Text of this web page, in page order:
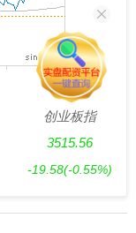
创业板指
3515.56
-19.58(-0.55%)